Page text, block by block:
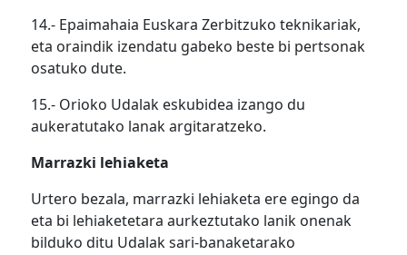
14.- Epaimahaia Euskara Zerbitzuko teknikariak,
eta oraindik izendatu gabeko beste bi pertsonak
osatuko dute.
15.- Orioko Udalak eskubidea izango du
aukeratutako lanak argitaratzeko.
Marrazki lehiaketa
Urtero bezala, marrazki lehiaketa ere egingo da
eta bi lehiaketetara aurkeztutako lanik onenak
bilduko ditu Udalak sari-banaketarako